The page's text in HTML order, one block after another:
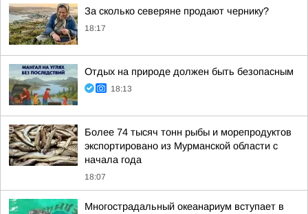
За сколько северяне продают чернику?
18:17
Отдых на природе должен быть безопасным
18:13
Более 74 тысяч тонн рыбы и морепродуктов
экспортировано из Мурманской области с
начала года
18:07
Многострадальный океанариум вступает в